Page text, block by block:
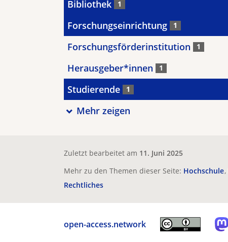
Bibliothek 1
Forschungseinrichtung 1
Forschungsförderinstitution 1
Herausgeber*innen 1
Studierende 1
Mehr zeigen
Zuletzt bearbeitet am 11. Juni 2025
Mehr zu den Themen dieser Seite: Hochschule
Rechtliches
open-access.network